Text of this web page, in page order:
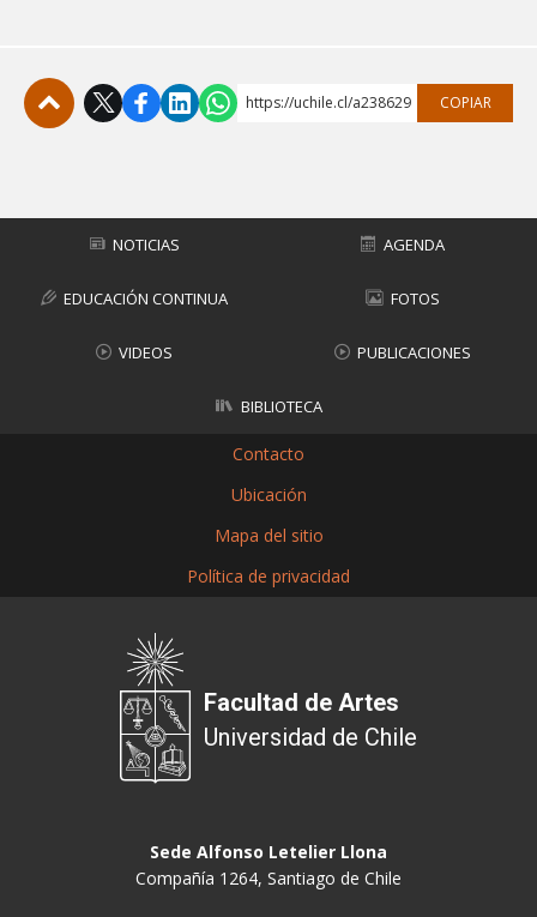
https://uchile.cl/a238629 COPIAR
NOTICIAS AGENDA
EDUCACIÓN CONTINUA FOTOS
VIDEOS PUBLICACIONES
BIBLIOTECA
Contacto
Ubicación
Mapa del sitio
Política de privacidad
Facultad de Artes
Universidad de Chile
Sede Alfonso Letelier Llona
Compañía 1264, Santiago de Chile